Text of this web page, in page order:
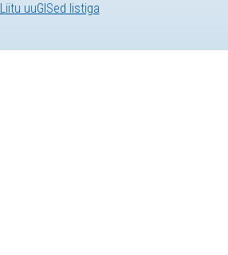
Liitu uuGISed listiga